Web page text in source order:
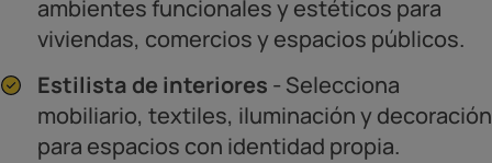
ambientes funcionales y estéticos para
viviendas, comercios y espacios públicos.
Estilista de interiores - Selecciona
mobiliario, textiles, iluminación y decoración
para espacios con identidad propia.